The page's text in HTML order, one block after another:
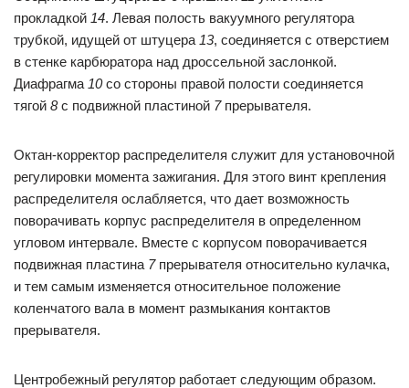
прокладкой 14. Левая полость вакуумного регулятора
трубкой, идущей от штуцера 13, соединяется с отверстием
в стенке карбюратора над дроссельной заслонкой.
Диафрагма 10со стороны правой полости соединяется
тягой 8с подвижной пластиной 7прерывателя.
Октан-корректор распределителя служит для установочной
регулировки момента зажигания. Для этого винт крепления
распределителя ослабляется, что дает возможность
поворачивать корпус распределителя в определенном
угловом интервале. Вместе с корпусом поворачивается
подвижная пластина 7прерывателя относительно кулачка,
и тем самым изменяется относительное положение
коленчатого вала в момент размыкания контактов
прерывателя.
Центробежный регулятор работает следующим образом.